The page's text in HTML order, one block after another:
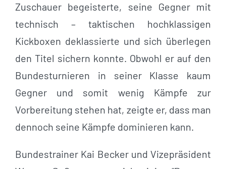
Zuschauer begeisterte, seine Gegner mit
technisch – taktischen hochklassigen
Kickboxen deklassierte und sich überlegen
den Titel sichern konnte. Obwohl er auf den
Bundesturnieren in seiner Klasse kaum
Gegner und somit wenig Kämpfe zur
Vorbereitung stehen hat, zeigte er, dass man
dennoch seine Kämpfe dominieren kann.
Bundestrainer Kai Becker und Vizepräsident